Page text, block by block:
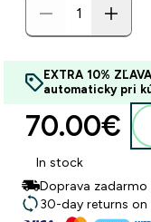
EXTRA 10%
automaticky pri
70.00€‎
In stock
Doprava
30-day returns on